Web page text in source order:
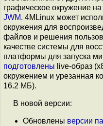
графическое окружение
JWM. 4MLinux может
окружения для
файлов и решения
качестве системы для
платформы для запуска
подготовлены live-образ
окружением и урезанная
16.2 МБ).
В новой версии:
Обновлены версии